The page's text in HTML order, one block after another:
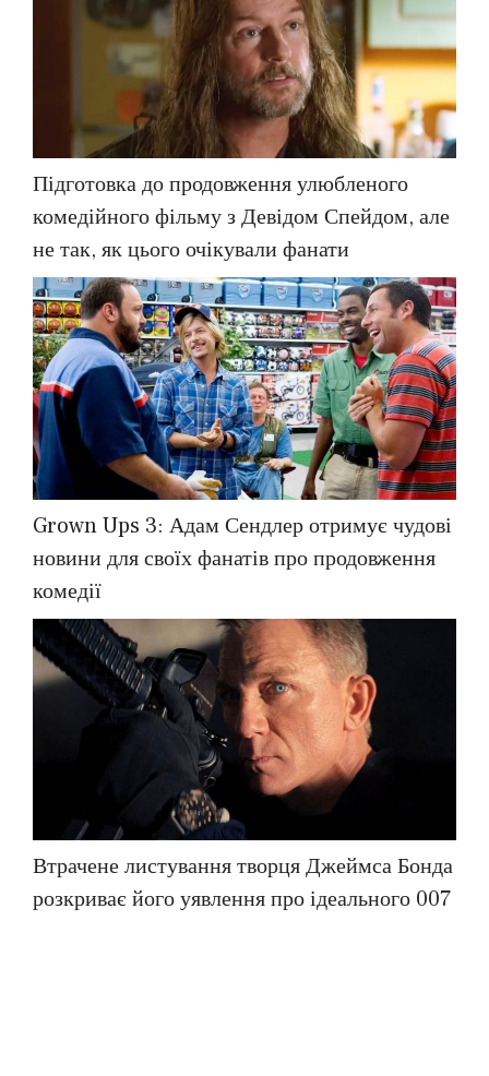
Підготовка до продовження улюбленого
комедійного фільму з Девідом Спейдом, але
не так, як цього очікували фанати
Grown Ups 3: Адам Сендлер отримує чудові
новини для своїх фанатів про продовження
комедії
Втрачене листування творця Джеймса Бонда
розкриває його уявлення про ідеального 007